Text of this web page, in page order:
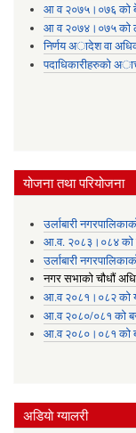
आ व २०७५।०७६ को
आ व २०७४।०७५ काे
निर्णय अादेश वा
पदाधिकारीहरुको
योजना तथा परियोजना
उर्लाबारी
आ.व. २०८३।०८४ को
उर्लाबारी
नगर सभाको चौधौं
आ.व २०८१।०८२ को
आ.व २०८०/०८१ को
आ.व २०८०।०८१ को
अडियाे ग्यालरी